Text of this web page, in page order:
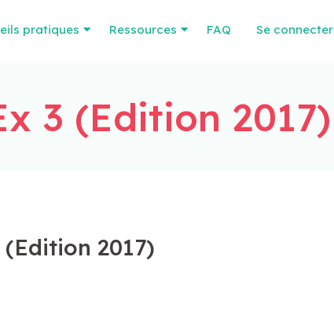
pratiques Ressources FAQ Se connecter
3 (Edition 2017)
2017)